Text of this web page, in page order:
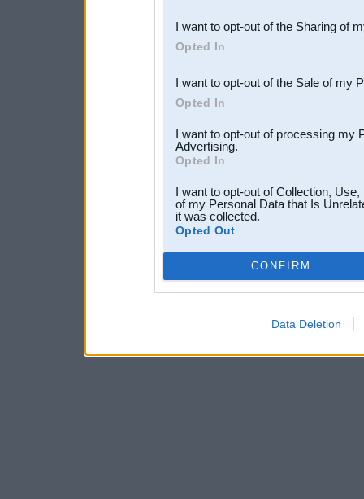
Downstream Participants
third parties.
I want to opt-out of the Sharing of
Opted In
I want to opt-out of the Sale of my
Opted In
I want to opt-out of processing my
Advertising.
Opted In
I want to opt-out of Collection,
of my Personal Data that Is
it was collected.
Opted Out
CONFIRM
Data Deletion